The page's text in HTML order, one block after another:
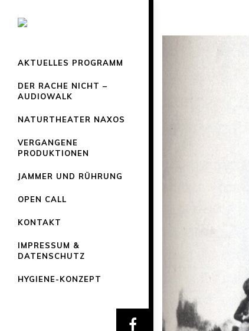
AKTUELLES PROGRAMM
DER RACHE NICHT –
AUDIOWALK
NATURTHEATER NAXOS
VERGANGENE
PRODUKTIONEN
JAMMER UND RÜHRUNG
OPEN CALL
KONTAKT
IMPRESSUM &
DATENSCHUTZ
HYGIENE-KONZEPT